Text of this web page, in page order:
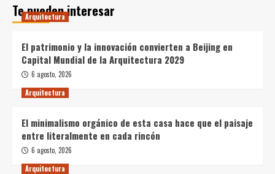
Te pueden interesar
Arquitectura
El patrimonio y la innovación convierten a Beijing en
Capital Mundial de la Arquitectura 2029
6 agosto, 2026
Arquitectura
El minimalismo orgánico de esta casa hace que el paisaje
entre literalmente en cada rincón
6 agosto, 2026
Arquitectura